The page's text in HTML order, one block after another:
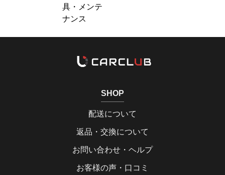
具・メンテ
ナンス
SHOP
配送について
返品・交換について
お問い合わせ・ヘルプ
お客様の声・口コミ